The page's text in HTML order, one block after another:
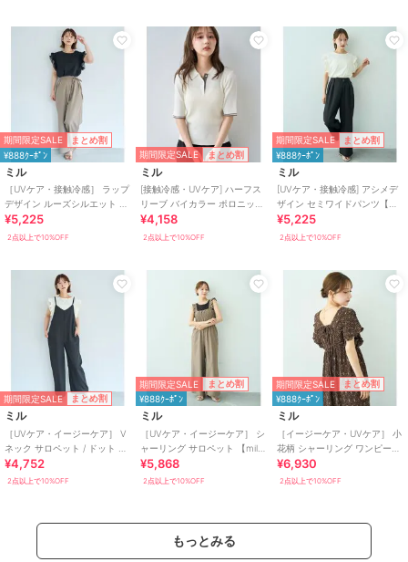
期間限定SALE まとめ割
¥888ｸｰﾎﾟﾝ
ミル
［UVケア・接触冷感］ ラップ
デザイン ルーズシルエット パ
ンツ 【mil/ミル】
¥5,225
2点以上で10%OFF
期間限定SALE まとめ割
ミル
[接触冷感・UVケア] ハーフス
リーブ バイカラー ポロニット
【mil/ミル】
¥4,158
2点以上で10%OFF
期間限定SALE まとめ割
¥888ｸｰﾎﾟﾝ
ミル
[UVケア・接触冷感] アシメデ
ザイン セミワイドパンツ【mil/
ミル】
¥5,225
2点以上で10%OFF
期間限定SALE まとめ割
ミル
［UVケア・イージーケア］ V
ネック サロペット / ドット 無
地 【mil/ミル】
¥4,752
2点以上で10%OFF
期間限定SALE まとめ割
¥888ｸｰﾎﾟﾝ
ミル
［UVケア・イージーケア］ シ
ャーリング サロペット 【mil/
ミル】
¥5,868
2点以上で10%OFF
期間限定SALE まとめ割
¥888ｸｰﾎﾟﾝ
ミル
［イージーケア・UVケア］ 小
花柄 シャーリング ワンピース
【mil/ミル】
¥6,930
2点以上で10%OFF
もっとみる